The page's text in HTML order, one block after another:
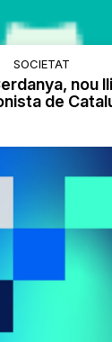
SOCIETAT
nou
de